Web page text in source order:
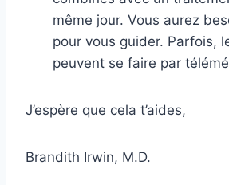
même jour. Vous aurez
pour vous guider. Parfois,
peuvent se faire par
J’espère que cela t’aides,
Brandith Irwin, M.D.